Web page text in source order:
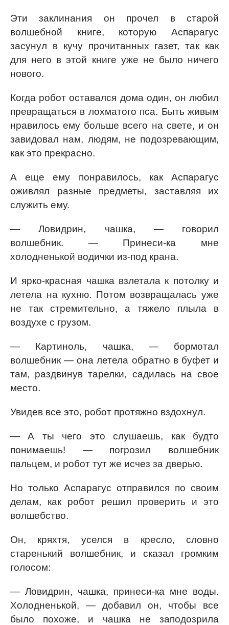
Эти заклинания он прочел в старой
волшебной книге, которую Аспарагус
засунул в кучу прочитанных газет, так как
для него в этой книге уже не было ничего
нового.
Когда робот оставался дома один, он любил
превращаться в лохматого пса. Быть живым
нравилось ему больше всего на свете, и он
завидовал нам, людям, не подозревающим,
как это прекрасно.
А еще ему понравилось, как Аспарагус
оживлял разные предметы, заставляя их
служить ему.
— Ловидрин, чашка, — говорил
волшебник. — Принеси-ка мне
холодненькой водички из-под крана.
И ярко-красная чашка взлетала к потолку и
летела на кухню. Потом возвращалась уже
не так стремительно, а тяжело плыла в
воздухе с грузом.
— Картиноль, чашка, — бормотал
волшебник — она летела обратно в буфет и
там, раздвинув тарелки, садилась на свое
место.
Увидев все это, робот протяжно вздохнул.
— А ты чего это слушаешь, как будто
понимаешь! — погрозил волшебник
пальцем, и робот тут же исчез за дверью.
Но только Аспарагус отправился по своим
делам, как робот решил проверить и это
волшебство.
Он, кряхтя, уселся в кресло, словно
старенький волшебник, и сказал громким
голосом:
— Ловидрин, чашка, принеси-ка мне воды.
Холодненькой, — добавил он, чтобы все
было похоже, и чашка не заподозрила